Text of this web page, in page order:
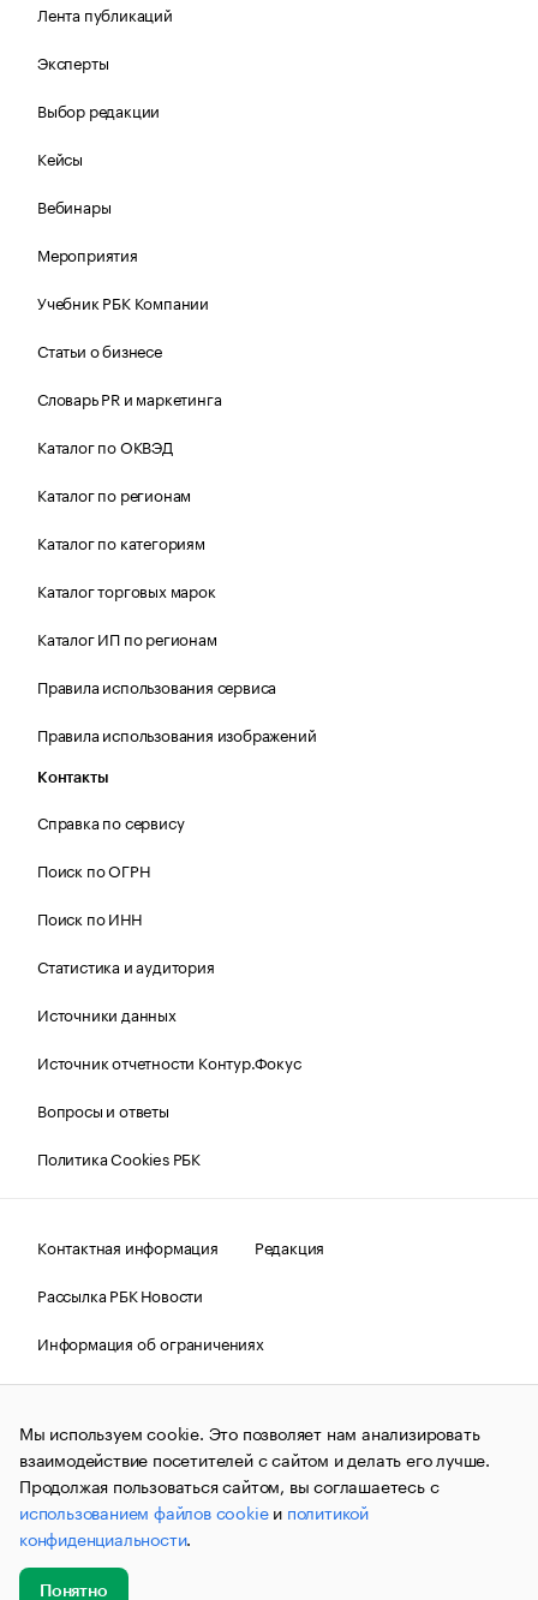
Лента публикаций
Эксперты
Выбор редакции
Кейсы
Вебинары
Мероприятия
Учебник РБК Компании
Статьи о бизнесе
Словарь PR и маркетинга
Каталог по ОКВЭД
Каталог по регионам
Каталог по категориям
Каталог торговых марок
Каталог ИП по регионам
Правила использования сервиса
Правила использования изображений
Контакты
Справка по сервису
Поиск по ОГРН
Поиск по ИНН
Статистика и аудитория
Источники данных
Источник отчетности Контур.Фокус
Вопросы и ответы
Политика Cookies РБК
Контактная информация
Редакция
Рассылка РБК Новости
Информация об ограничениях
Правовая информация
О соблюдении авторских прав
© АО «РОСБИЗНЕСКОНСАЛТИНГ»,1995–2026.Сообщения
и материалы информационного агентства «РБК»
(зарегистрировано Федеральной службой по надзору в сфере
связи, информационных технологий и массовых
коммуникаций (Роскомнадзор) 09.12.2015 за номером ИА
№ФС77-63848) сопровождаются пометкой «РБК». Отдельные
публикации могут содержать информацию,
не предназначенную для пользователей
до 18 лет.
Мы используем cookie. Это позволяет нам анализировать
взаимодействие посетителей с сайтом и делать его лучше.
Продолжая пользоваться сайтом, вы соглашаетесь с
использованием файлов cookieи политикой
конфиденциальности.
Понятно